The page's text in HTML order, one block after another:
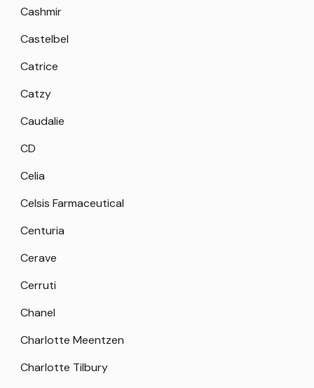
Cashmir
Castelbel
Catrice
Catzy
Caudalie
CD
Celia
Celsis Farmaceutical
Centuria
Cerave
Cerruti
Chanel
Charlotte Meentzen
Charlotte Tilbury